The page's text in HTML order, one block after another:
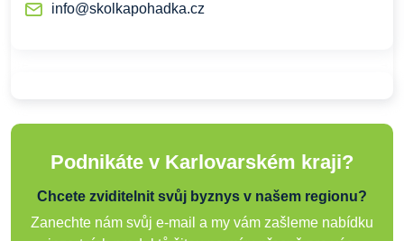
info@skolkapohadka.cz
Podnikáte v Karlovarském kraji?
Chcete zviditelnit svůj byznys v našem regionu?
Zanechte nám svůj e-mail a my vám zašleme nabídku